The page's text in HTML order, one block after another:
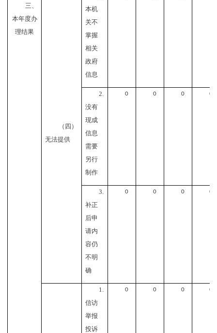
三、
本年度办
理结果
（四）
无法提供
本机
关不
掌握
相关
政府
信息
2.
没有
现成
信息
需要
另行
制作
0 0 0 0
3.
补正
后申
请内
容仍
不明
确
0 0 0 0
1.
信访
举报
投诉
0 0 0 0